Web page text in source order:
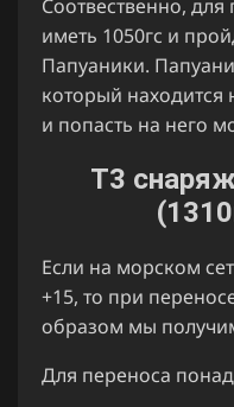
Соотвественно,
иметь 1050гс и
Папуаники.
который находится
и попасть на него
Т3
Если на морском
+15, то при
образом мы
Для переноса